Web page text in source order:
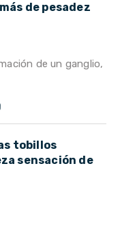
de pesadez
de un ganglio,
tobillos
sensación de